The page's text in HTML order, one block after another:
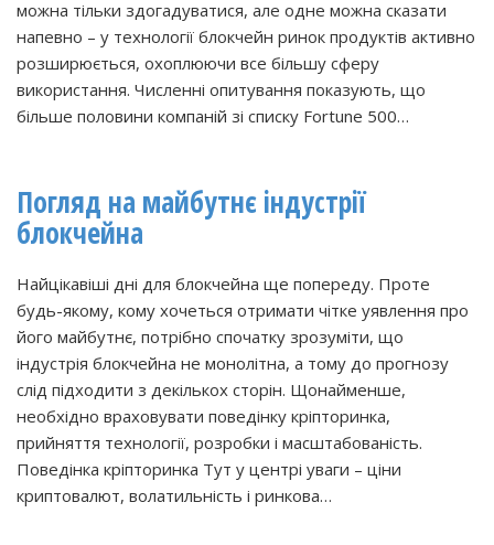
можна тільки здогадуватися, але одне можна сказати
напевно – у технології блокчейн ринок продуктів активно
розширюється, охоплюючи все більшу сферу
використання. Численні опитування показують, що
більше половини компаній зі списку Fortune 500…
Погляд на майбутнє індустрії
блокчейна
Найцікавіші дні для блокчейна ще попереду. Проте
будь-якому, кому хочеться отримати чітке уявлення про
його майбутнє, потрібно спочатку зрозуміти, що
індустрія блокчейна не монолітна, а тому до прогнозу
слід підходити з декількох сторін. Щонайменше,
необхідно враховувати поведінку кріпторинка,
прийняття технології, розробки і масштабованість.
Поведінка кріпторинка Тут у центрі уваги – ціни
криптовалют, волатильність і ринкова…